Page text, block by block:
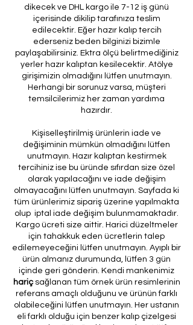
dikecek ve DHL kargo ile 7-12 iş günü
içerisinde dikilip tarafınıza teslim
edilecektir. Eğer hazır kalıp tercih
ederseniz beden bilginizi bizimle
paylaşabilirsiniz. Ektra ölçü belirtmediğiniz
yerler hazır kalıptan kesilecektir. Atölye
girişimizin olmadığını lütfen unutmayın.
Herhangi bir sorunuz varsa, müşteri
temsilcilerimiz her zaman yardıma
hazırdır.
Kişiselleştirilmiş ürünlerin iade ve
değişiminin mümkün olmadığını lütfen
unutmayın. Hazır kalıptan kestirmek
tercihiniz ise bu üründe sıfırdan size özel
olarak yapılacağını ve iade değişim
olmayacağını lütfen unutmayın. Sayfada ki
tüm ürünlerimiz sipariş üzerine yapılmakta
olup iptal iade değişim bulunmamaktadır.
Kargo ücreti size aittir. Harici düzeltmeler
için tahakkuk eden ücretlerin talep
edilemeyeceğini lütfen unutmayın. Ayıplı bir
ürün almanız durumunda, lütfen 3 gün
içinde geri gönderin. Kendi mankenimiz
hariçsağlanan tüm örnek ürün resimlerinin
referans amaçlı olduğunu ve ürünün farklı
olabileceğini lütfen unutmayın. Her ustanın
eli farklı olduğu için benzer kalıp çizelgesi